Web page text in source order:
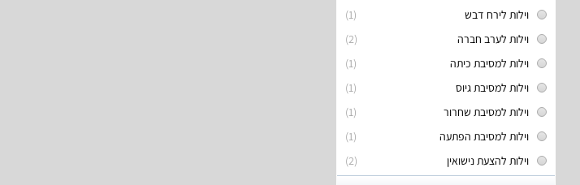
(1)
וילות לירח דבש
(2)
וילות לערב חברה
(1)
וילות למסיבת כיתה
(1)
וילות למסיבת גיוס
(1)
וילות למסיבת שחרור
(1)
וילות למסיבת הפתעה
(2)
וילות להצעת נישואין